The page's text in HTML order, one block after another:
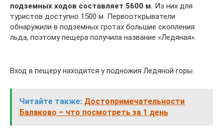
подземных ходов составляет 5600 м. Из них для
туристов доступно 1500 м. Первооткрыватели
обнаружили в подземных гротах большие скопления
льда, поэтому пещера получила название «Ледяная».
Вход в пещеру находится у подножия Ледяной горы
Читайте также: Достопримечательности
Балаково – что посмотреть за 1 день